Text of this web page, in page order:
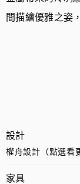
間描繪優雅之姿
設計
權舟設計（點選看
家具